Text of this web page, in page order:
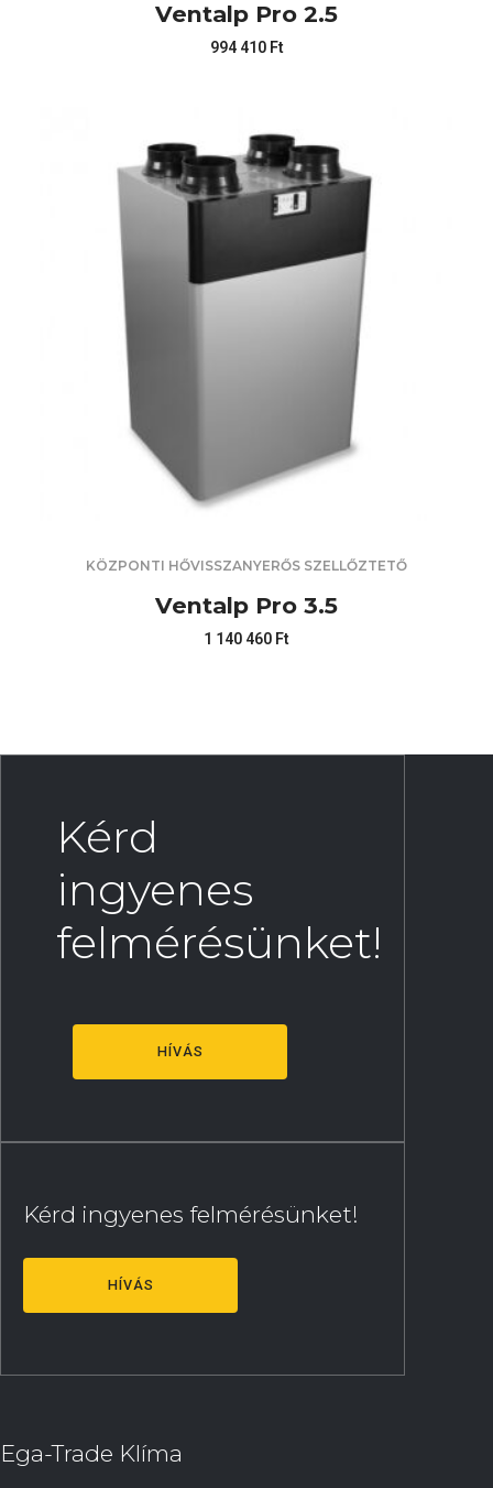
Ventalp Pro 2.5
994 410 Ft
KÖZPONTI HŐVISSZANYERŐS SZELLŐZTETŐ
Ventalp Pro 3.5
1 140 460 Ft
Kérd
ingyenes
felmérésünket!
HÍVÁS
Kérd ingyenes felmérésünket!
HÍVÁS
Ega-Trade Klíma